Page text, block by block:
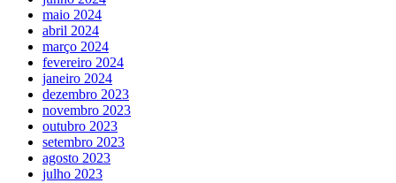
maio 2024
abril 2024
março 2024
fevereiro 2024
janeiro 2024
dezembro 2023
novembro 2023
outubro 2023
setembro 2023
agosto 2023
julho 2023